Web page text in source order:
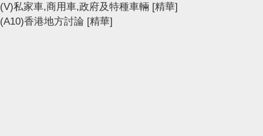
(V)私家車,商用車,政府及特種車輛 [精華]
(A10)香港地方討論 [精華]